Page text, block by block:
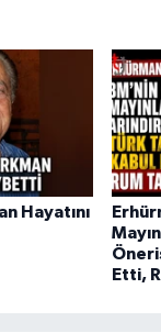
Hayatını
Etti,